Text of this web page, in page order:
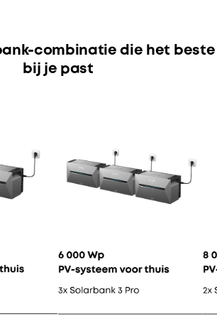
combinatie die het beste
bij je past